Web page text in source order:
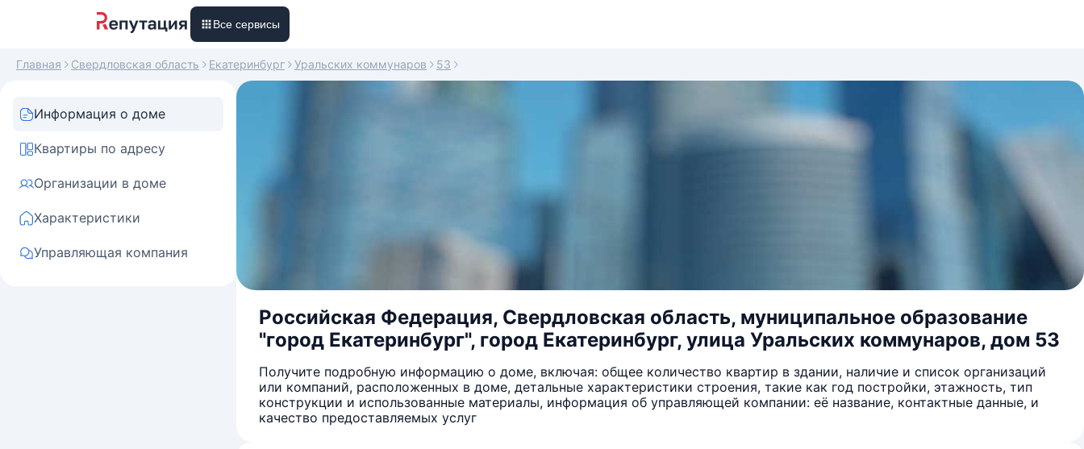
Все сервисы
Главная Свердловская область Екатеринбург Уральских коммунаров 53
Информация о доме
Квартиры по адресу
Организации в доме
Характеристики
Управляющая компания
Российская Федерация, Свердловская область, муниципальное образование
"город Екатеринбург", город Екатеринбург, улица Уральских коммунаров, дом 53
Получите подробную информацию о доме, включая: общее количество квартир в здании, наличие и список организаций
или компаний, расположенных в доме, детальные характеристики строения, такие как год постройки, этажность, тип
конструкции и использованные материалы, информация об управляющей компании: её название, контактные данные, и
качество предоставляемых услуг